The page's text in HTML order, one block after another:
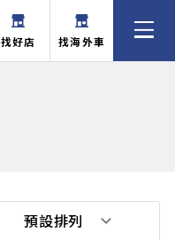
找好店 找海外車
預設排列